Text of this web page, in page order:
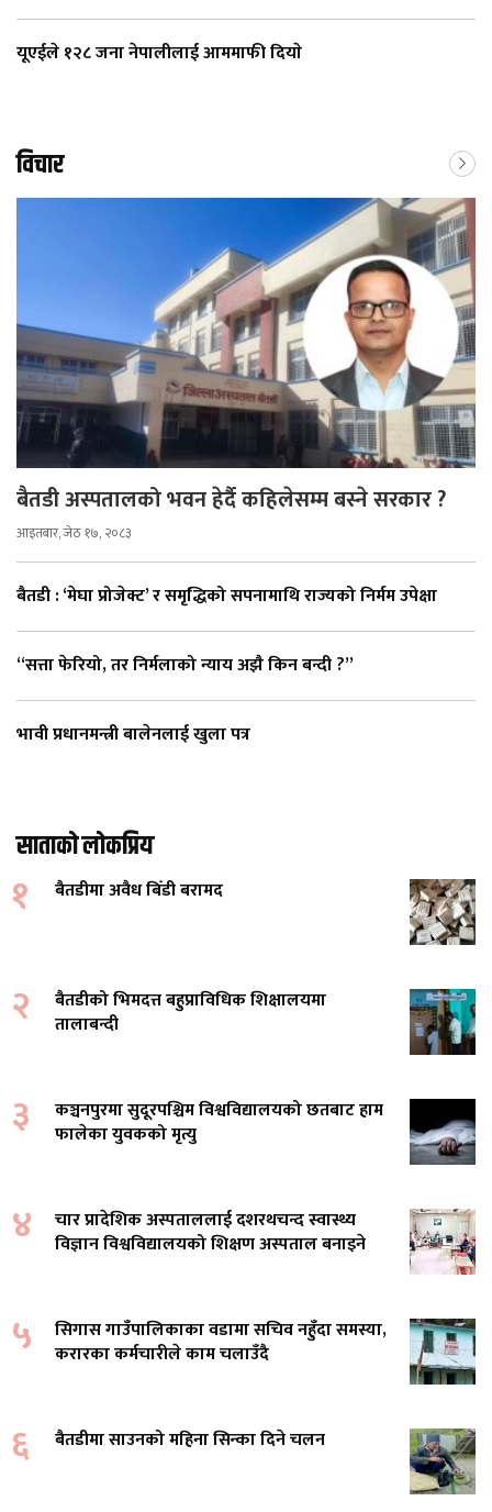
यूएईले १२८ जना नेपालीलाई आममाफी दियाे
विचार
बैतडी अस्पतालको भवन हेर्दै कहिलेसम्म बस्ने सरकार ?
आइतबार, जेठ १७, २०८३
बैतडी : ‘मेघा प्रोजेक्ट’ र समृद्धिको सपनामाथि राज्यको निर्मम उपेक्षा
“सत्ता फेरियो, तर निर्मलाको न्याय अझै किन बन्दी ?”
भावी प्रधानमन्त्री बालेनलाई खुला पत्र
साताको लोकप्रिय
१ बैतडीमा अवैध बिँडी बरामद
२
बैतडीको भिमदत्त बहुप्राविधिक शिक्षालयमा
तालाबन्दी
३
कञ्चनपुरमा सुदूरपश्चिम विश्वविद्यालयको छतबाट हाम
फालेका युवकको मृत्यु
४
चार प्रादेशिक अस्पताललाई दशरथचन्द स्वास्थ्य
विज्ञान विश्वविद्यालयको शिक्षण अस्पताल बनाइने
५
सिगास गाउँपालिकाका वडामा सचिव नहुँदा समस्या,
करारका कर्मचारीले काम चलाउँदै
६ बैतडीमा साउनको महिना सिन्का दिने चलन